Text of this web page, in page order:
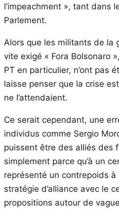
l’impeachment », tant dans
Parlement.
Alors que les militants de la
vite exigé « Fora Bolsonaro
PT en particulier, n’ont pas
laisse penser que la crise
ne l’attendaient.
Ce serait cependant, une
individus comme Sergio
puissent être des alliés des
simplement parce qu’à un
représenté un contrepoids
stratégie d’alliance avec le
propositions autour de